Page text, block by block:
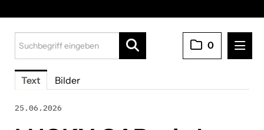
0
Pressemitteilungen
Black Manta Capital Partners
Text Bilder
25.06.2026